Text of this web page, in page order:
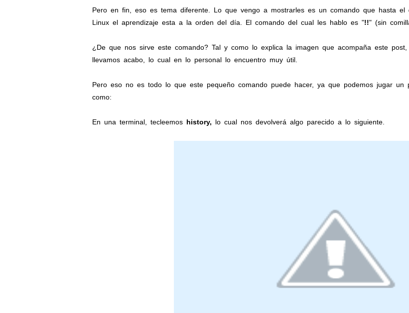
Pero en fin, eso es tema diferente. Lo que vengo a mostrarleses un comando que hasta el
Linux el aprendizaje esta a la orden del día. El comando del cual les hablo es "!!" (sin
¿De que nos sirve este comando? Tal y como lo explica la imagen que acompaña este
llevamos acabo, lo cual en lo personal lo encuentro muy útil.
Pero eso no es todo lo que este pequeño comando puede hacer, ya que podemos jugar un
como:
En una terminal, tecleemos history, lo cual nos devolverá algo parecido a lo siguiente.